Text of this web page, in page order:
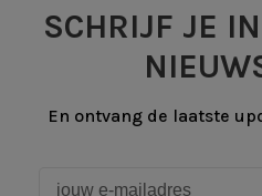
SCHRIJF JE
En ontvang de laatste